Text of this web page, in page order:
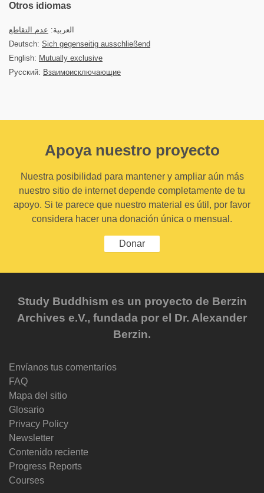
Otros idiomas
العربية: عدم التقاطع
Deutsch: Sich gegenseitig ausschließend
English: Mutually exclusive
Русский: Взаимоисключающие
Apoya nuestro proyecto
Nuestra posibilidad para mantener y ampliar aún más
nuestro sitio de internet depende completamente de tu
apoyo. Si te parece que nuestro material es útil, por favor
considera hacer una donación única o mensual.
Donar
Study Buddhism es un proyecto de Berzin
Archives e.V., fundada por el Dr. Alexander
Berzin.
Envíanos tus comentarios
FAQ
Mapa del sitio
Glosario
Privacy Policy
Newsletter
Contenido reciente
Progress Reports
Courses